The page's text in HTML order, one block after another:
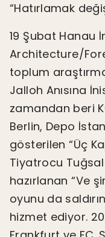
“Hatırlamak
19 Şubat Hanau
Architecture/
toplum
Jalloh Anısına
zamandan beri
Berlin, Depo
gösterilen “Üç
Tiyatrocu
hazırlanan “Ve
oyunu da
hizmet ediyor.